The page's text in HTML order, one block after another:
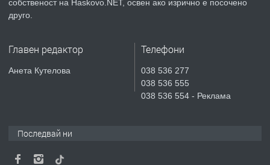
ПРЕДЛАГА
🔑 ОБЗАВЕДЕНА ГАРСОНИЕРА ПОД
НАПЪЛНО ОБЗАВЕДЕН И
собственост на Haskovo.NET, освен ако изрично е посочено
друго.
Главен редактор
Анета Кутелова
Телефони
038 536 277
038 536 555
038 536 554 - Реклама
Последвай ни